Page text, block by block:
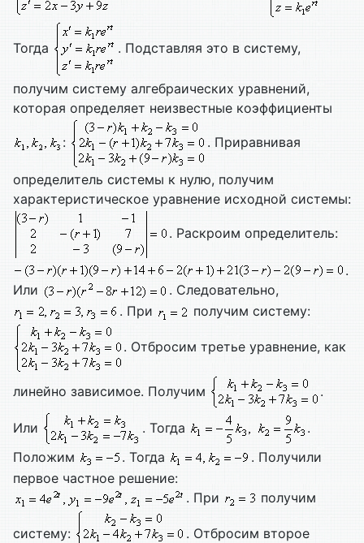
Тогда . Подставляя это в систему,
получим систему алгебраических уравнений,
которая определяет неизвестные коэффициенты
: . Приравнивая
определитель системы к нулю, получим
характеристическое уравнение исходной системы:
. Раскроим определитель:
.
Или
. Следовательно,
. При
получим систему:
. Отбросим третье уравнение, как
линейно зависимое. Получим .
Или . Тогда
.
Положим
. Тогда
. Получили
первое частное решение:
. При
получим
систему: . Отбросим второе